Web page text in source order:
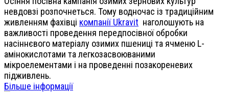
невдовзі розпочнеться. Тому водночас із традиційним
живленням фахівці компанії Ukravit наголошують на
важливості проведення передпосівної обробки
насіннєвого матеріалу озимих пшениці та ячменю L-
амінокислотами та легкозасвоюваними
мікроелементами і на проведенні позакореневих
підживлень.
Більше інформації